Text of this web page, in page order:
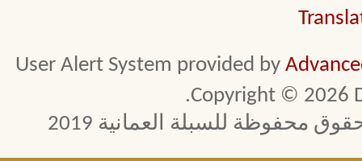
User Alert System provided by
Copyright © 2026
محفوظة للسبلة العمانية 2019